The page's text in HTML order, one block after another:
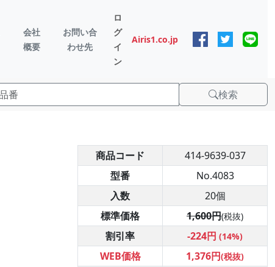
会社
概要
お問い合
わせ先
ロ
グ
イ
ン
Airis1.co.jp
検索
商品コード
414-9639-037
型番
No.4083
入数
20個
標準価格
1,600円(税抜)
割引率 -224円 (14%)
WEB価格 1,376円(税抜)